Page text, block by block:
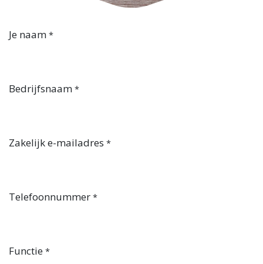
Je naam *
Bedrijfsnaam *
Zakelijk e-mailadres *
Telefoonnummer *
Functie *